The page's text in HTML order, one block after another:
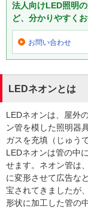
法人向けLED照明
ど、分かりやすくお
お問い合わせ
LEDネオンとは
LEDネオンは、屋外
ン管を模した照明器
ガスを充填（じゅう
LEDネオンは管の中
せます。ネオン管は
に変形させて広告な
宝されてきましたが
形状に加工した管の